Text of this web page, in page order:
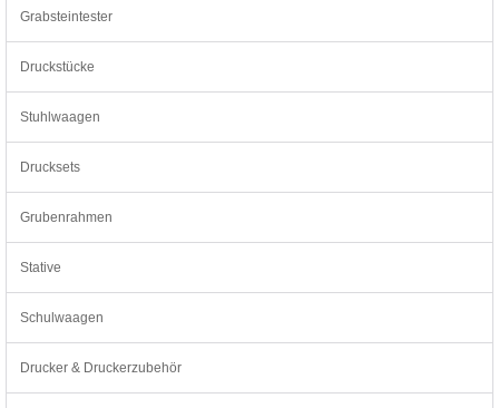
Grabsteintester
Druckstücke
Stuhlwaagen
Drucksets
Grubenrahmen
Stative
Schulwaagen
Drucker & Druckerzubehör